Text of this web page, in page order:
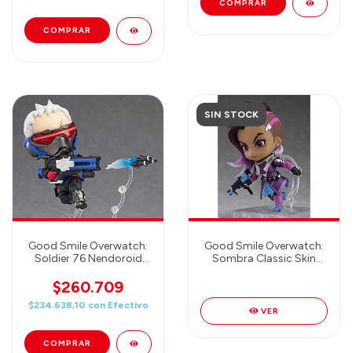
Good Smile Overwatch:
Soldier 76 Nendoroid
$260.709
$234.638,10 con Efectivo
SIN STOCK
Good Smile Overwatch:
Sombra Classic Skin
VER